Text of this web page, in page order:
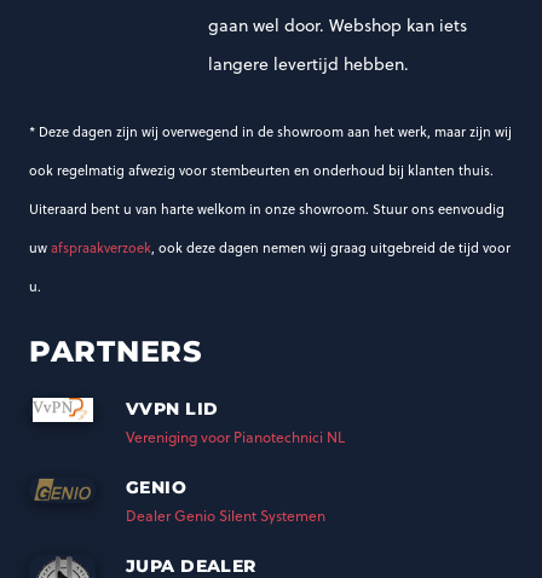
gaan wel door. Webshop kan iets
langere levertijd hebben.
* Deze dagen zijn wij overwegend in de showroom aan het werk, maar zijn wij
ook regelmatig afwezig voor stembeurten en onderhoud bij klanten thuis.
Uiteraard bent u van harte welkom in onze showroom. Stuur ons eenvoudig
uwafspraakverzoek, ook deze dagen nemen wij graag uitgebreid de tijd voor
u.
PARTNERS
VVPN LID
Vereniging voor Pianotechnici NL
GENIO
Dealer Genio Silent Systemen
JUPA DEALER